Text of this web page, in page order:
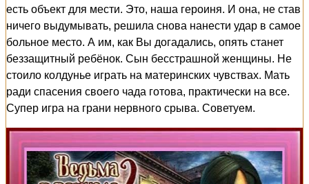
есть объект для мести. Это, наша героиня. И она, не став
ничего выдумывать, решила снова нанести удар в самое
больное место. А им, как Вы догадались, опять станет
беззащитный ребёнок. Сын бесстрашной женщины. Не
стоило колдунье играть на материнских чувствах. Мать
ради спасения своего чада готова, практически на все.
Супер игра на грани нервного срыва. Советуем.